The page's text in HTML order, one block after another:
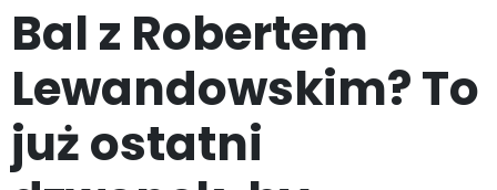
Bal z Robertem
Lewandowskim? To
już ostatni